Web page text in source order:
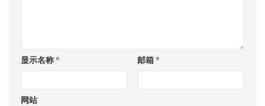
显示名称* 邮箱*
网站